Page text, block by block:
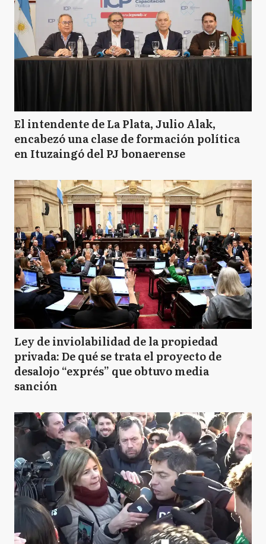
El intendente de La Plata, Julio Alak,
encabezó una clase de formación política
en Ituzaingó del PJ bonaerense
Ley de inviolabilidad de la propiedad
privada: De qué se trata el proyecto de
desalojo “exprés” que obtuvo media
sanción